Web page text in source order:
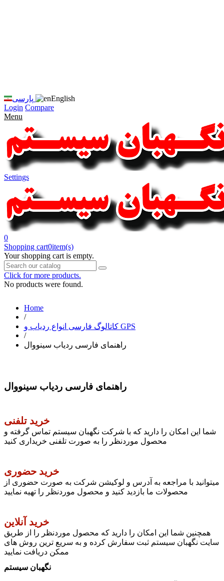
پارسی
English
Login Compare
Menu
Settings
0
Shopping cart0item(s)
Your shopping cart is empty.
Click for more products.
No products were found.
Home
/
کاتالوگ فارسی انواع ردیاب و GPS
/
راهنمای فارسی ردیاب سینووال
راهنمای فارسی ردیاب سینووال
خرید تلفنی
شما این امکان را دارید که با شرکت نگهبان سیستم تماس گرفته و
محصول موردنظر را به صورت تلفنی خریداری کنید
خرید حضوری
میتوانید با مراجعه به آدرس و لوکیشن شرکت به صورت حضوری از
محصولات ما بازدید کنید و محصول موردنظر را تهیه نمایید
خرید آنلاین
همچنین شما این امکان را دارید که محصول موردنظر را از طریق
سایت نگهبان سیستم ثبت سفارش کرده و به سریع ترین روش های
ممکن دریافت نمایید
نگهبان سیستم